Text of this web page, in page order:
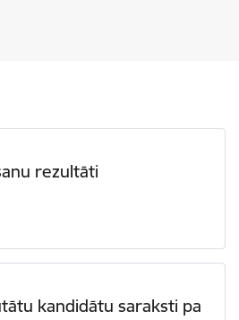
rezultāti
kandidātu saraksti pa